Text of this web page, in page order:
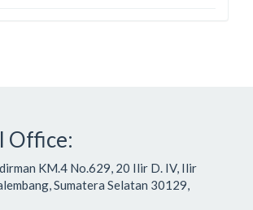
Office:
KM.4 No.629, 20 Ilir D. IV, Ilir
Sumatera Selatan 30129,